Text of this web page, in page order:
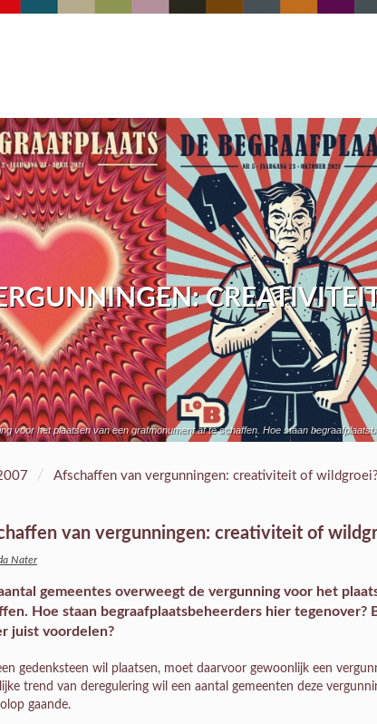
voor het plaatsen van een grafmonument af te schaffen. Hoe staan
/ Afschaffen van vergunningen: creativiteit of wildgroei?
van vergunningen: creativiteit of
Nater
gemeentes overweegt de vergunning voor het
Hoe staan begraafplaatsbeheerders hier
juist voordelen?
gedenksteen wil plaatsen, moet daarvoor gewoonlijk een
trend van deregulering wil een aantal gemeenten deze
gaande.